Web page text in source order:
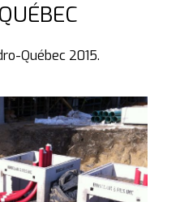
Québec 2015.